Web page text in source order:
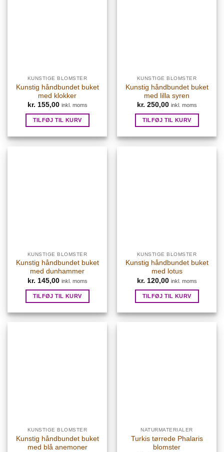
KUNSTIGE BLOMSTER
Kunstig håndbundet buket
med klokker
kr. 155,00 inkl. moms
TILFØJ TIL KURV
KUNSTIGE BLOMSTER
Kunstig håndbundet buket
med lilla syren
kr. 250,00 inkl. moms
TILFØJ TIL KURV
KUNSTIGE BLOMSTER
Kunstig håndbundet buket
med dunhammer
kr. 145,00 inkl. moms
TILFØJ TIL KURV
KUNSTIGE BLOMSTER
Kunstig håndbundet buket
med lotus
kr. 120,00 inkl. moms
TILFØJ TIL KURV
KUNSTIGE BLOMSTER
Kunstig håndbundet buket
med blå anemoner
NATURMATERIALER
Turkis tørrede Phalaris
blomster